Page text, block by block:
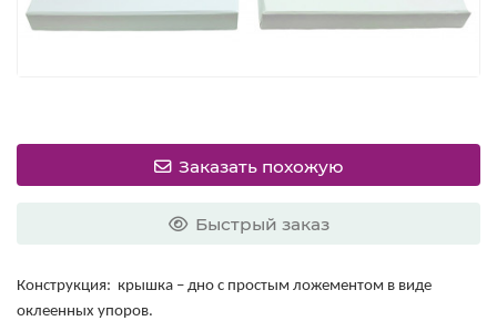
Заказать похожую
Быстрый заказ
Конструкция: крышка – дно с простым ложементом в виде
оклеенных упоров.